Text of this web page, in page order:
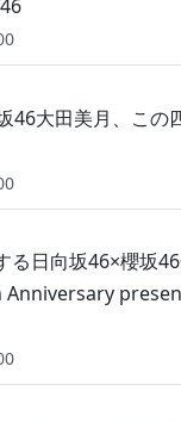
46大田美月、この
る日向坂46×櫻坂
Anniversary